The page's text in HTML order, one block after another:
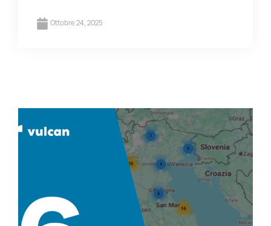
Ottobre 24, 2025